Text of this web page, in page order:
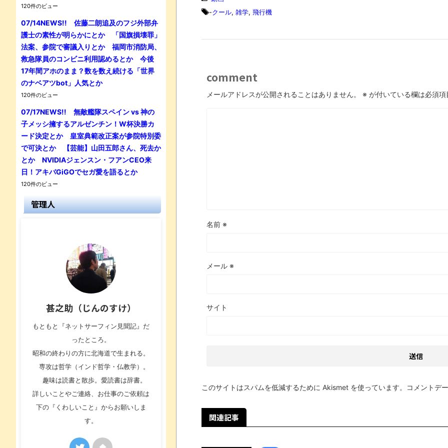
-クール, 雑学, 飛行機
comment
メールアドレスが公開されることはありません。 ※ が付いている欄は必須項
名前 ※
メール ※
サイト
このサイトはスパムを低減するために Akismet を使っています。 コメントデ
関連記事
120件のビュー
07/14NEWS!! 佐藤二朗追及のフジ外部弁
護士の素性が明らかにとか 「国旗損壊罪」
法案、参院で審議入りとか 福岡市消防局、
救急隊員のコンビニ利用認めるとか 今後
17年間アホのまま？数を数え続ける「世界
のナベアツbot」人気とか
120件のビュー
07/17NEWS!! 無敵艦隊スペイン vs 神の
子メッシ擁するアルゼンチン！W杯決勝カ
ード決定とか 皇室典範改正案が参院特別委
で可決とか 【芸能】山田五郎さん、死去か
とか NVIDIAジェンスン・フアンCEO来
日！アキバGiGOでセガ愛を語るとか
120件のビュー
管理人
甚之助（じんのすけ）
もともと『ネットサーフィン見聞記』だ
ったところ。
昭和の終わりの方に北海道で生まれる。
専攻は哲学（インド哲学・仏教学）。
趣味は読書と散歩。愛読書は辞書。
詳しいことやご連絡、お仕事のご依頼は
下の『くわしいこと』からお願いしま
す。